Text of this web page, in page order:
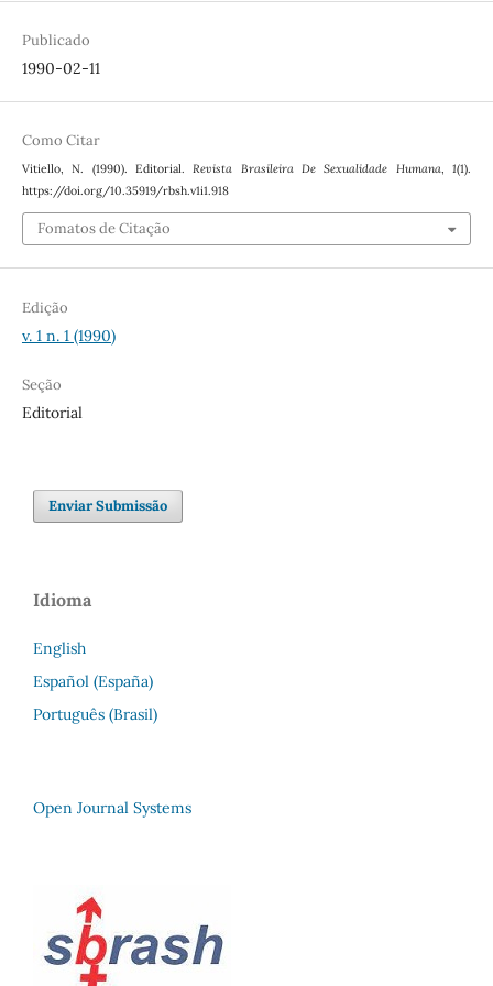
Publicado
1990-02-11
Como Citar
Vitiello, N. (1990). Editorial.Revista Brasileira De Sexualidade Humana,1(1).
https://doi.org/10.35919/rbsh.v1i1.918
Fomatos de Citação
Edição
v. 1 n. 1 (1990)
Seção
Editorial
Enviar Submissão
Idioma
English
Español (España)
Português (Brasil)
Open Journal Systems